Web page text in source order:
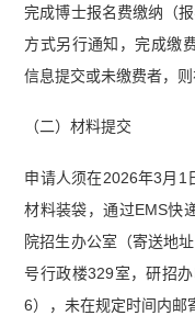
完成博士报名费缴纳（
方式另行通知，完成缴
信息提交或未缴费者，则
（二）材料提交
申请人须在2026年3月1
材料装袋，通过EMS快
院招生办公室（寄送地
号行政楼329室，研招
6），未在规定时间内邮